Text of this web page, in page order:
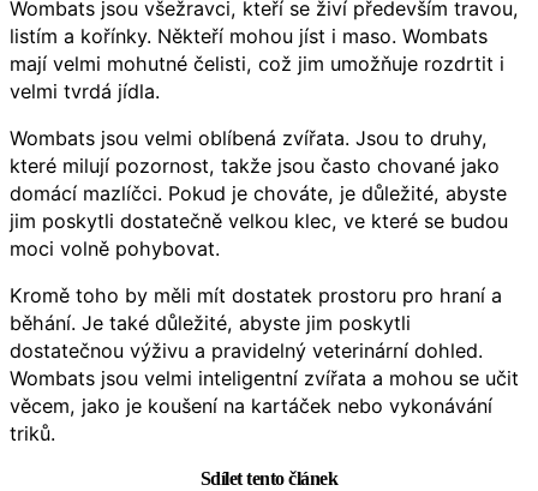
Wombats jsou všežravci, kteří se živí především travou,
listím a kořínky. Někteří mohou jíst i maso. Wombats
mají velmi mohutné čelisti, což jim umožňuje rozdrtit i
velmi tvrdá jídla.
Wombats jsou velmi oblíbená zvířata. Jsou to druhy,
které milují pozornost, takže jsou často chované jako
domácí mazlíčci. Pokud je chováte, je důležité, abyste
jim poskytli dostatečně velkou klec, ve které se budou
moci volně pohybovat.
Kromě toho by měli mít dostatek prostoru pro hraní a
běhání. Je také důležité, abyste jim poskytli
dostatečnou výživu a pravidelný veterinární dohled.
Wombats jsou velmi inteligentní zvířata a mohou se učit
věcem, jako je koušení na kartáček nebo vykonávání
triků.
Sdílet tento článek